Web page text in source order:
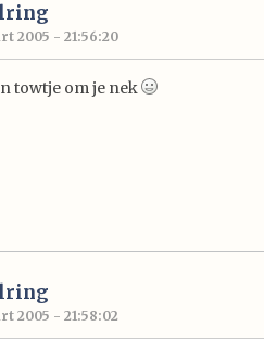
2005 - 21:56:20
towtje om je nek
2005 - 21:58:02